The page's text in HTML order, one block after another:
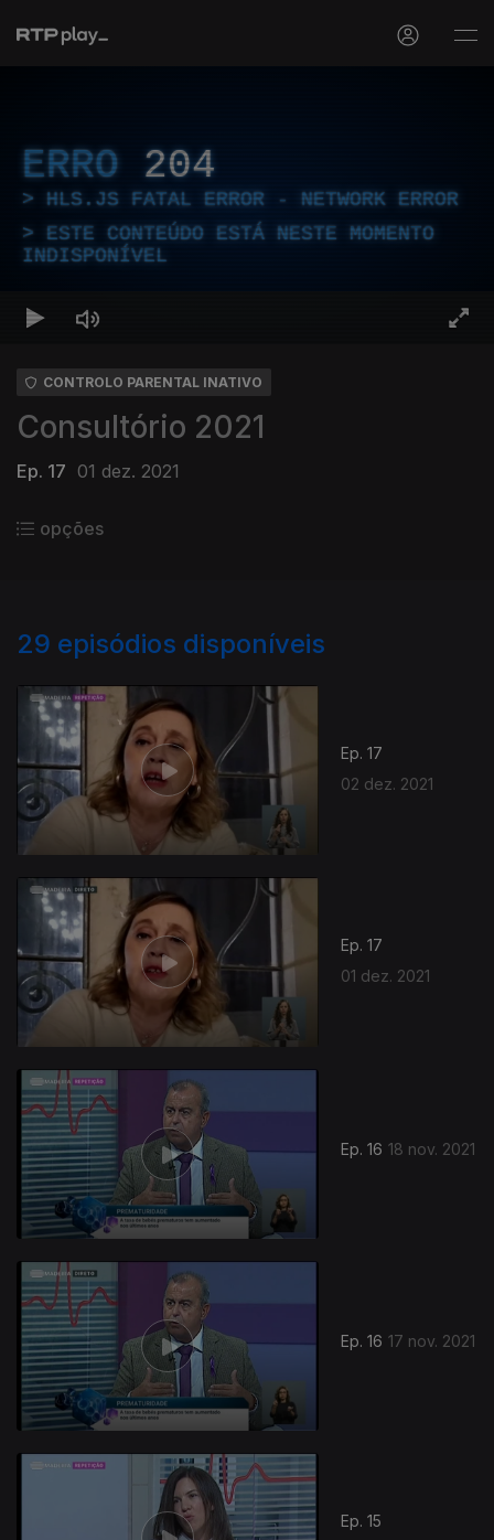
ERRO 204
HLS.JS FATAL ERROR - NETWORK ERROR
ESTE CONTEÚDO ESTÁ NESTE MOMENTO
INDISPONÍVEL
CONTROLO PARENTAL INATIVO
Consultório 2021
Ep. 17 01 dez. 2021
opções
29 episódios disponíveis
Ep. 17
02 dez. 2021
Ep. 17
01 dez. 2021
Ep. 16 18 nov. 2021
Ep. 16 17 nov. 2021
Ep. 15